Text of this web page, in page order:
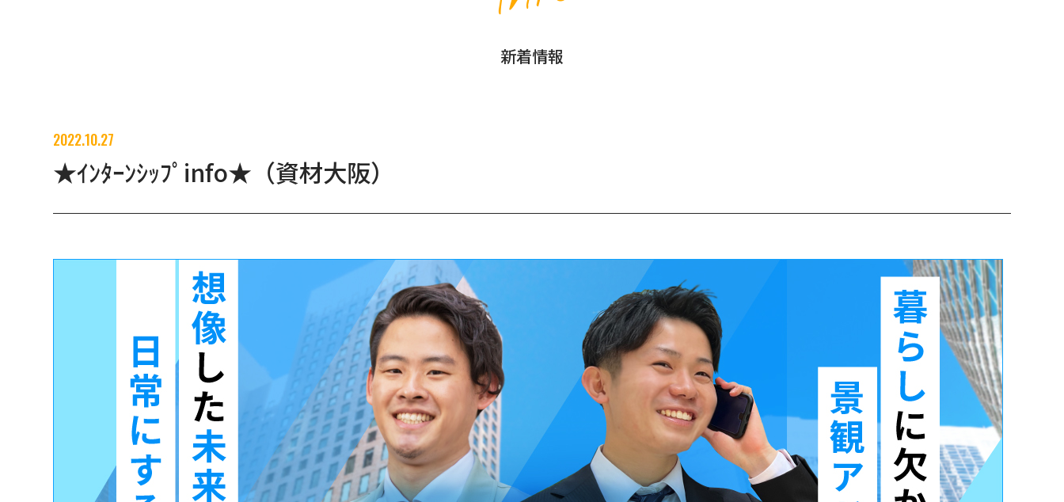
新着情報
2022.10.27
★ｲﾝﾀｰﾝｼｯﾌﾟinfo★（資材大阪）